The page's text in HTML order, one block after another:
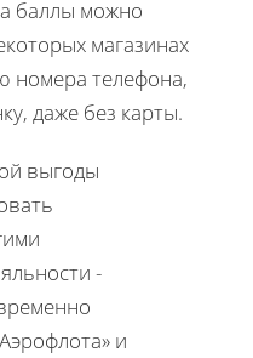
баллы можно
магазинах
номера телефона,
даже без карты.
выгоды
-
и